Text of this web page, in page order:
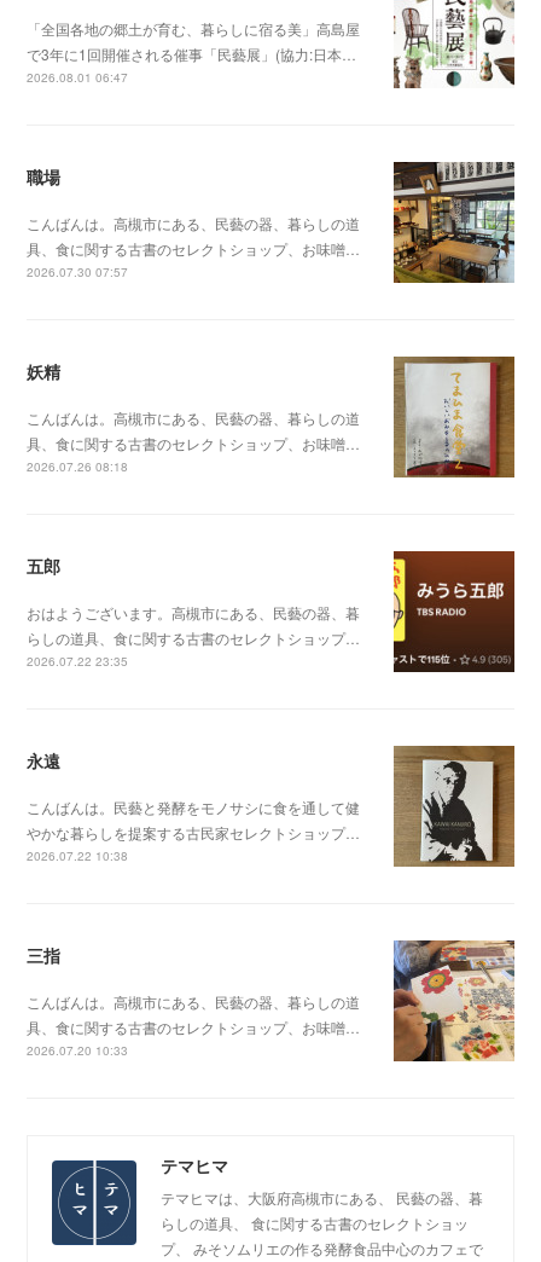
「全国各地の郷土が育む、暮らしに宿る美」高島屋
で3年に1回開催される催事「民藝展」(協力:日本…
2026.08.01 06:47
職場
こんばんは。高槻市にある、民藝の器、暮らしの道
具、食に関する古書のセレクトショップ、お味噌…
2026.07.30 07:57
妖精
こんばんは。高槻市にある、民藝の器、暮らしの道
具、食に関する古書のセレクトショップ、お味噌…
2026.07.26 08:18
五郎
おはようございます。高槻市にある、民藝の器、暮
らしの道具、食に関する古書のセレクトショップ…
2026.07.22 23:35
永遠
こんばんは。民藝と発酵をモノサシに食を通して健
やかな暮らしを提案する古民家セレクトショップ…
2026.07.22 10:38
三指
こんばんは。高槻市にある、民藝の器、暮らしの道
具、食に関する古書のセレクトショップ、お味噌…
2026.07.20 10:33
テマヒマ
テマヒマは、大阪府高槻市にある、 民藝の器、暮
らしの道具、 食に関する古書のセレクトショッ
プ、 みそソムリエの作る発酵食品中心のカフェで